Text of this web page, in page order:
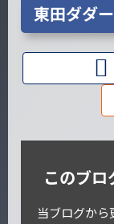
東田ダダ
このブロ
当ブログから